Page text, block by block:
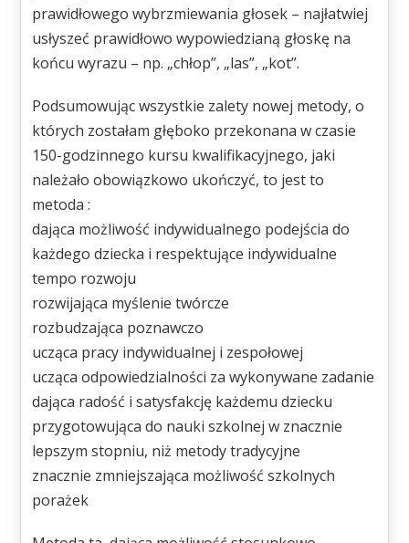
prawidłowego wybrzmiewania głosek – najłatwiej
usłyszeć prawidłowo wypowiedzianą głoskę na
końcu wyrazu – np. „chłop”, „las”, „kot”.
Podsumowując wszystkie zalety nowej metody, o
których zostałam głęboko przekonana w czasie
150-godzinnego kursu kwalifikacyjnego, jaki
należało obowiązkowo ukończyć, to jest to
metoda :
dająca możliwość indywidualnego podejścia do
każdego dziecka i respektujące indywidualne
tempo rozwoju
rozwijająca myślenie twórcze
rozbudzająca poznawczo
ucząca pracy indywidualnej i zespołowej
ucząca odpowiedzialności za wykonywane zadanie
dająca radość i satysfakcję każdemu dziecku
przygotowująca do nauki szkolnej w znacznie
lepszym stopniu, niż metody tradycyjne
znacznie zmniejszająca możliwość szkolnych
porażek